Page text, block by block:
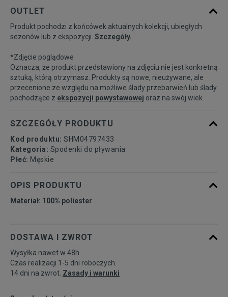
XS
Powiadom o
M
Powiadom o
dostępności
XL
Powiadom o
dostępności
XXL
Powiadom o
dostępności
OUTLET
Produkt pochodzi z końcówek aktualnych kolekcji, ubiegłych
sezonów lub z ekspozycji. Szczegóły.
*Zdjęcie poglądowe
Oznacza, że produkt przedstawiony na zdjęciu nie jest konkretną
sztuką, którą otrzymasz. Produkty są nowe, nieużywane, ale
przecenione ze względu na możliwe ślady przebarwień lub ślady
pochodzące z ekspozycji powystawowej oraz na swój wiek.
SZCZEGÓŁY PRODUKTU
Kod produktu: SHM04797433
Kategoria: Spodenki do pływania
Płeć: Męskie
OPIS PRODUKTU
Materiał: 100% poliester
DOSTAWA I ZWROT
Wysyłka nawet w 48h.
Czas realizacji 1-5 dni roboczych.
14 dni na zwrot. Zasady i warunki